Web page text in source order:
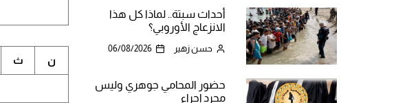
أحداث سبتة.. لماذا كل هذا
الانزعاج الأوروبي؟
حسن زهير 06/08/2026
حضور المحامي جوهري وليس
مجرد إجراء
ن ث